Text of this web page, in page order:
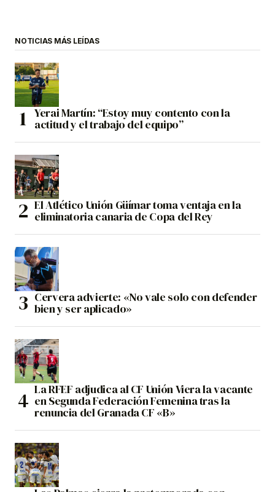
NOTICIAS MÁS LEÍDAS
Yerai Martín: “Estoy muy contento con la
actitud y el trabajo del equipo”
El Atlético Unión Güímar toma ventaja en la
eliminatoria canaria de Copa del Rey
Cervera advierte: «No vale solo con defender
bien y ser aplicado»
La RFEF adjudica al CF Unión Viera la vacante
en Segunda Federación Femenina tras la
renuncia del Granada CF «B»